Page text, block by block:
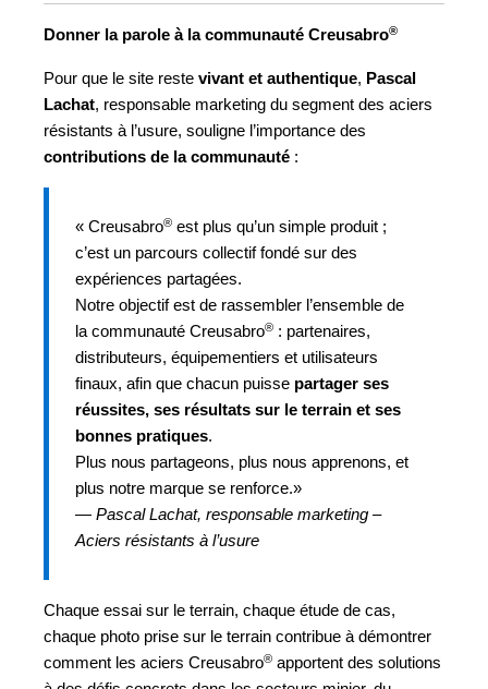
Donner la parole à la communauté Creusabro®
Pour que le site reste vivant et authentique, Pascal
Lachat, responsable marketing du segment des aciers
résistants à l’usure, souligne l’importance des
contributions de la communauté :
« Creusabro® est plus qu’un simple produit ;
c’est un parcours collectif fondé sur des
expériences partagées.
Notre objectif est de rassembler l’ensemble de
la communauté Creusabro® : partenaires,
distributeurs, équipementiers et utilisateurs
finaux, afin que chacun puisse partager ses
réussites, ses résultats sur le terrain et ses
bonnes pratiques.
Plus nous partageons, plus nous apprenons, et
plus notre marque se renforce.»
— Pascal Lachat, responsable marketing –
Aciers résistants à l’usure
Chaque essai sur le terrain, chaque étude de cas,
chaque photo prise sur le terrain contribue à démontrer
comment les aciers Creusabro® apportent des solutions